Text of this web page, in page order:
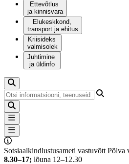
Ettevõtlus
ja kinnisvara
Elukeskkond,
transport ja ehitus
Kriisideks
valmisolek
Juhtimine
ja üldinfo
Otsi
Sotsiaalkindlustusameti vastuvõtt Põlva
8.30–17; lõuna 12–12.30